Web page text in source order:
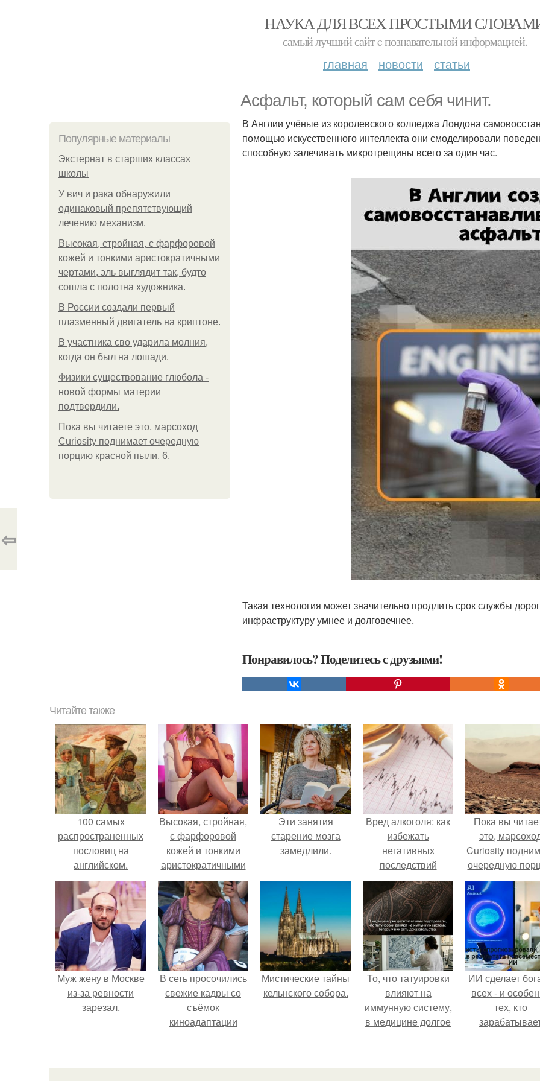
НАУКА ДЛЯ ВСЕХ ПРОСТЫМИ
самый лучший сайт c познавательной информацией.
главная новости статьи
Асфальт, который сам себя чинит.
Популярные материалы
Экстернат в старших классах
школы
У вич и рака обнаружили
одинаковый препятствующий
лечению механизм.
Высокая, стройная, с фарфоровой
кожей и тонкими аристократичными
чертами, эль выглядит так, будто
сошла с полотна художника.
В России создали первый
плазменный двигатель на криптоне.
В участника сво ударила молния,
когда он был на лошади.
Физики существование глюбола -
новой формы материи
подтвердили.
Пока вы читаете это, марсоход
Curiosity поднимает очередную
порцию красной пыли. 6.
В Англии учёные из королевского колледжа Лондона
помощью искусственного интеллекта они смоделировали
способную залечивать микротрещины всего за один час.
Такая технология может значительно продлить срок службы
инфраструктуру умнее и долговечнее.
Понравилось? Поделитесь с друзьями!
⇦
Читайте также
100 самых
распространенных
пословиц на
английском.
Высокая, стройная,
с фарфоровой
кожей и тонкими
аристократичными
чертами, эль
выглядит так, будто
сошла с полотна
художника.
Эти занятия
старение мозга
замедлили.
Вред алкоголя: как
избежать
негативных
последствий
Пока вы
это,
Curiosity
очередную
красной пыли.
Mуж жену в Москве
из-за ревности
зарезал.
В сеть просочились
свежие кадры со
съёмок
киноадаптации
моментально
Мистические тайны
кельнского собора.
То, что татуировки
влияют на
иммунную систему,
в медицине долгое
лишь как гипотеза.
ИИ сделает
всех - и
тех, кто